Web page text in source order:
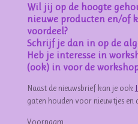
Wil jij op de hoogte
nieuwe producten en/of
voordeel?
Schrijf je dan in op de
Heb je interesse in
(ook) in voor de
Naast de nieuwsbrief kan je ook
gaten houden voor nieuwtjes en
Voornaam